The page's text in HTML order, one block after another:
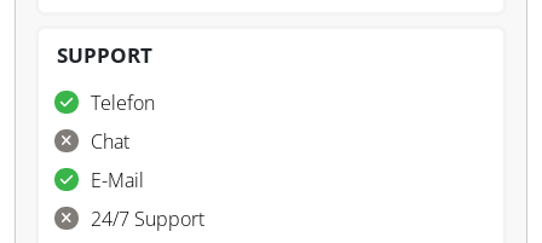
SUPPORT
Telefon
Chat
E-Mail
24/7 Support